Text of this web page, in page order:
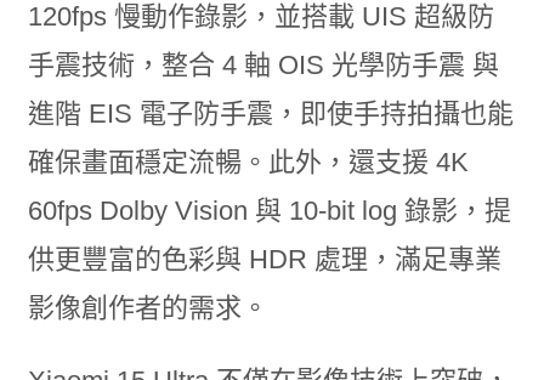
120fps 慢動作錄影，並搭載 UIS 超級防
手震技術，整合 4 軸 OIS 光學防手震 與
進階 EIS 電子防手震，即使手持拍攝也能
確保畫面穩定流暢。此外，還支援 4K
60fps Dolby Vision 與 10-bit log 錄影，提
供更豐富的色彩與 HDR 處理，滿足專業
影像創作者的需求。